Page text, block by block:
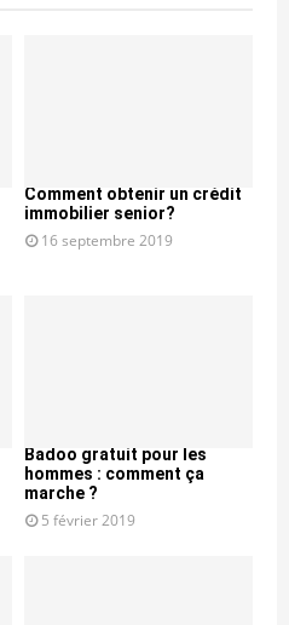
Comment obtenir un crédit
immobilier senior?
16 septembre 2019
Badoo gratuit pour les
hommes : comment ça
marche ?
5 février 2019